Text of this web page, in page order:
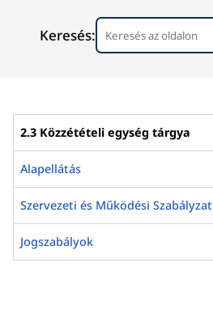
Keresés:
2.3 Közzétételi egység tárgya
Alapellátás
Szervezeti és Működési Szabályzat
Jogszabályok